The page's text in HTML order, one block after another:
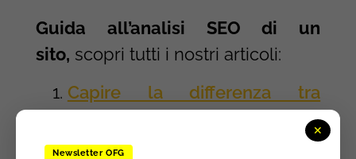
Guida all’analisi SEO di un
sito, scopri tutti i nostri articoli:
Capire la differenza tra
indicizzazione e
posizionamento
✕
Newsletter OFG